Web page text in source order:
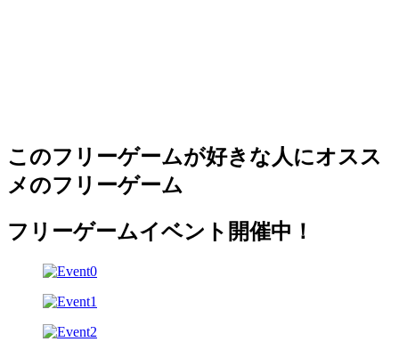
このフリーゲームが好きな人にオスス
メのフリーゲーム
フリーゲームイベント開催中！